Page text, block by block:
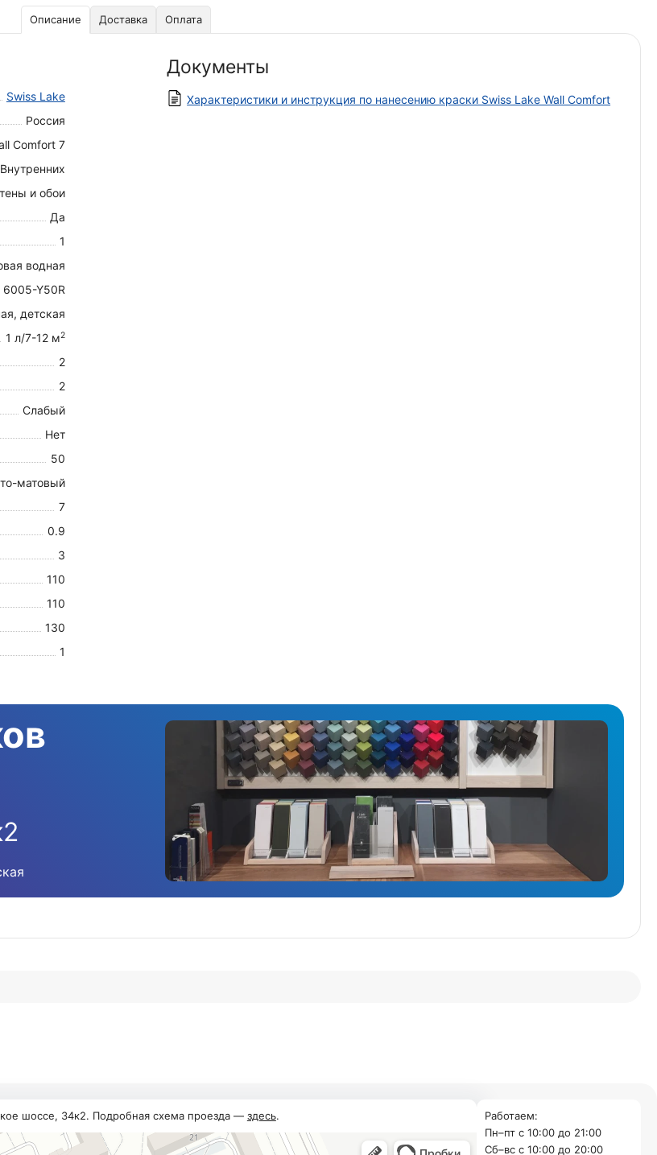
Описание Доставка Оплата
Swiss Lake
Россия
Comfort 7
Внутренних
и обои
Да
1
водная
6005-Y50R
детская
1 л/7-12 м2
2
2
Слабый
Нет
50
матовый
7
0.9
3
110
110
130
1
Документы
Характеристики и инструкция по нанесению краски Swiss Lake Wall Comfort
шоссе, 34к2. Подробная схема проезда — здесь.
Работаем:
Пн–пт с 10:00 до 21:00
Cб–вс с 10:00 до 20:00